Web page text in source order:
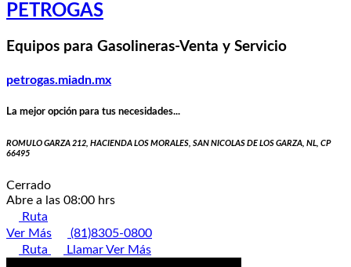
PETROGAS
Equipos para Gasolineras-Venta y Servicio
petrogas.miadn.mx
La mejor opción para tus necesidades...
ROMULO GARZA 212, HACIENDA LOS MORALES, SAN NICOLAS DE LOS GARZA, NL, CP
66495
Cerrado
Abre a las 08:00 hrs
Ruta
Ver Más
(81)8305-0800
Ruta
LlamarVer Más